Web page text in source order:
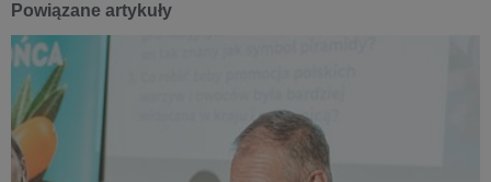
Powiązane artykuły